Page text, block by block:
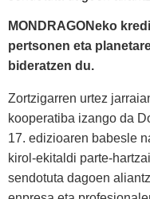
MONDRAGONeko
pertsonen eta
bideratzen du.
Zortzigarren urtez
kooperatiba izango da
17. edizioaren babesle
kirol-ekitaldi parte-
sendotuta dagoen